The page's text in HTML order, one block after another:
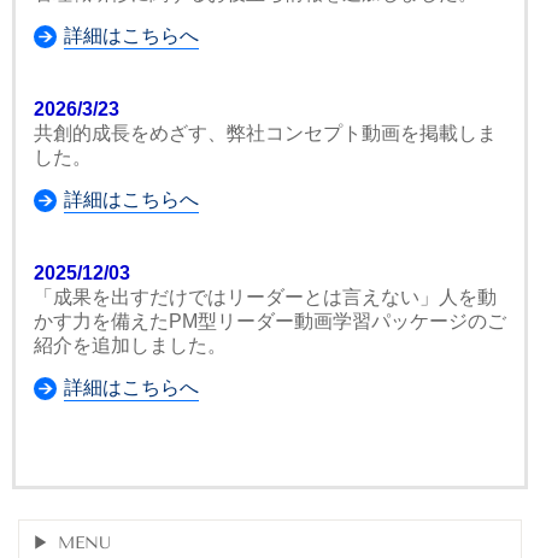
詳細はこちらへ
2026/3/23
共創的成長をめざす、弊社コンセプト動画を掲載しま
した。
詳細はこちらへ
2025/12/03
「成果を出すだけではリーダーとは言えない」人を動
かす力を備えたPM型リーダー動画学習パッケージのご
紹介を追加しました。
詳細はこちらへ
MENU